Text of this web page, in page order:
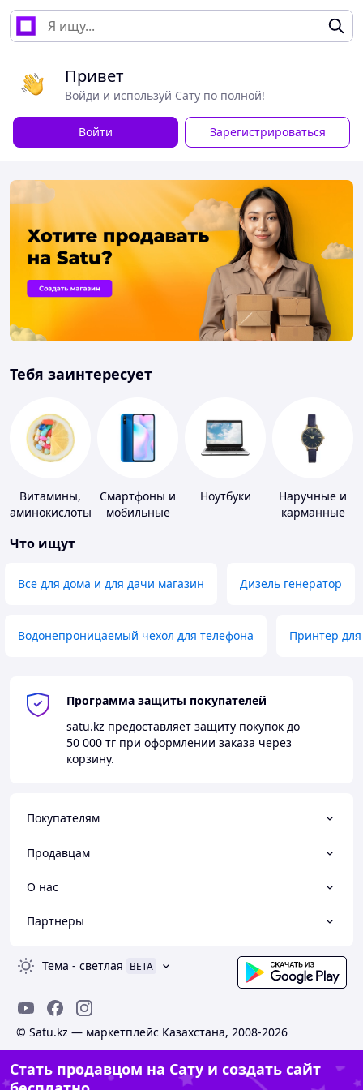
Привет
Войди и используй Сату по полной!
Войти Зарегистрироваться
Тебя заинтересует
Витамины,
аминокислоты
Смартфоны и
мобильные
Ноутбуки
Наручные и
карманные
Что ищут
Все для дома и для дачи магазин Дизель генератор
Водонепроницаемый чехол для телефона Принтер
Программа защиты покупателей
satu.kz предоставляет защиту покупок до
50 000 тг при оформлении заказа через
корзину.
Покупателям
Продавцам
О нас
Партнеры
Тема - светлая BETA
© Satu.kz — маркетплейс Казахстана, 2008-2026
Стать продавцом на Сату и создать сайт